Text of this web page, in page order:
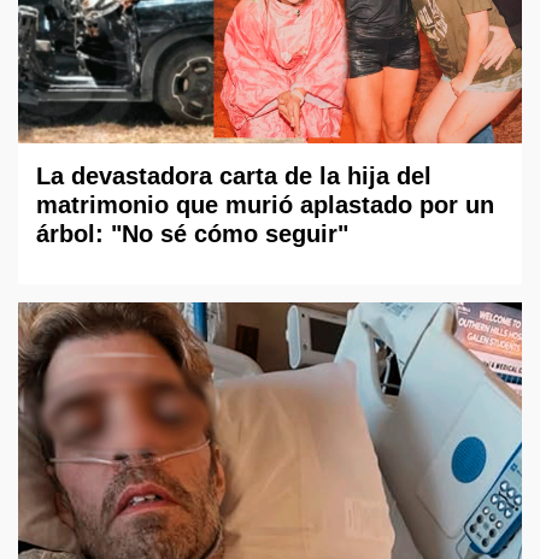
La devastadora carta de la hija del
matrimonio que murió aplastado por un
árbol: "No sé cómo seguir"